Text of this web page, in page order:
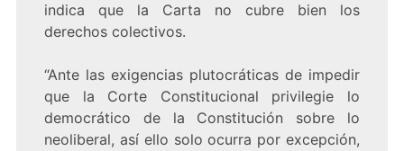
indica que la Carta no cubre bien los
derechos colectivos.
“Ante las exigencias plutocráticas de impedir
que la Corte Constitucional privilegie lo
democrático de la Constitución sobre lo
neoliberal, así ello solo ocurra por excepción,